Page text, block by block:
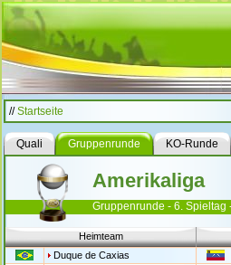
//Startseite
Quali Gruppenrunde KO-Runde
Amerikaliga
Gruppenrunde - 6. Spieltag
Heimteam
Duque de Caxias